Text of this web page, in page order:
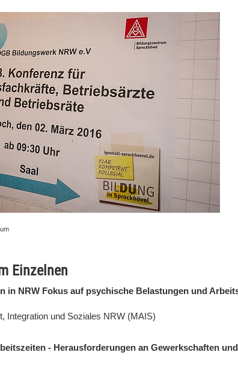
Einzelnen
in NRW Fokus auf psychische Belastungen und
Integration und Soziales NRW (MAIS)
- Herausforderungen an Gewerkschaften